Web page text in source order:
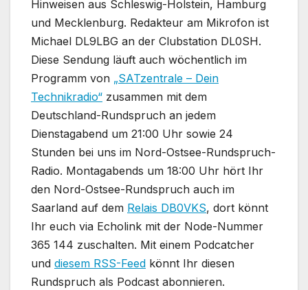
Hinweisen aus Schleswig-Holstein, Hamburg
und Mecklenburg. Redakteur am Mikrofon ist
Michael DL9LBG an der Clubstation DL0SH.
Diese Sendung läuft auch wöchentlich im
Programm von „SATzentrale – Dein
Technikradio“ zusammen mit dem
Deutschland-Rundspruch an jedem
Dienstagabend um 21:00 Uhr sowie 24
Stunden bei uns im Nord-Ostsee-Rundspruch-
Radio. Montagabends um 18:00 Uhr hört Ihr
den Nord-Ostsee-Rundspruch auch im
Saarland auf dem Relais DB0VKS, dort könnt
Ihr euch via Echolink mit der Node-Nummer
365 144 zuschalten. Mit einem Podcatcher
und diesem RSS-Feed könnt Ihr diesen
Rundspruch als Podcast abonnieren.